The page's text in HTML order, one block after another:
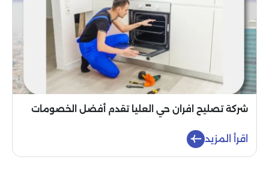
شركة تصليح افران حي العليا تقدم أفضل الخصومات
اقرأ المزيد